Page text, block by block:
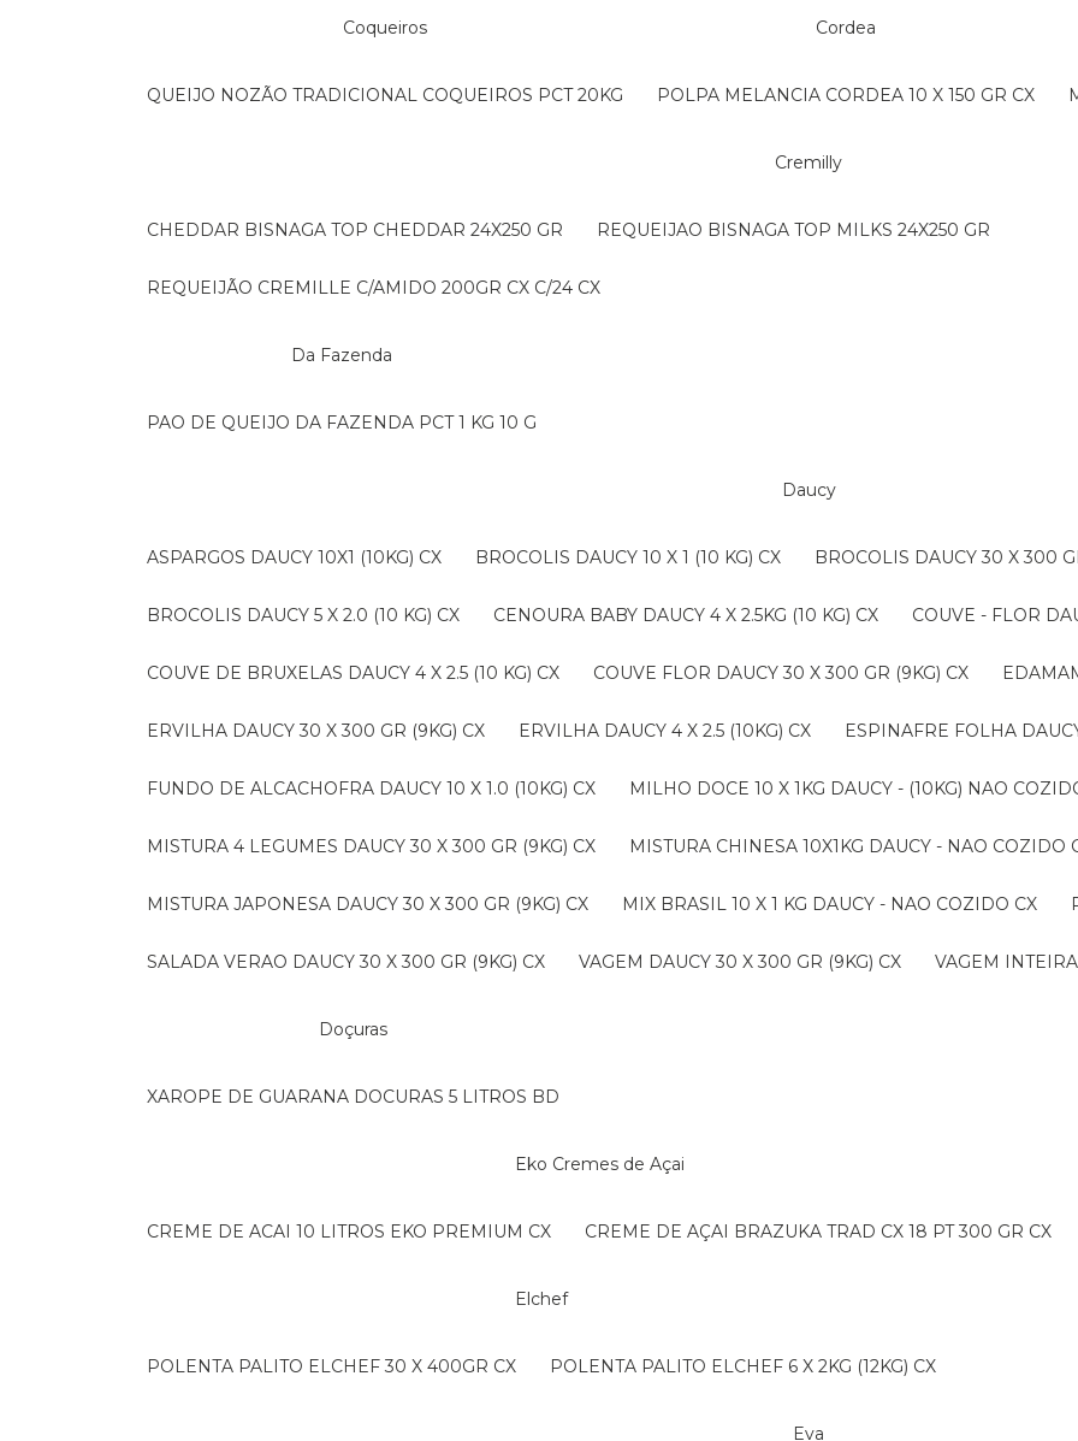
Coqueiros
QUEIJO NOZÃO TRADICIONAL COQUEIROS PCT 20KG
Cordea
POLPA MELANCIA CORDEA 10 X 150 GR CX
Cremilly
CHEDDAR BISNAGA TOP CHEDDAR 24X250 GR REQUEIJAO BISNAGA TOP MILKS 24X250 GR
REQUEIJÃO CREMILLE C/AMIDO 200GR CX C/24 CX
Da Fazenda
PAO DE QUEIJO DA FAZENDA PCT 1 KG 10 G
Daucy
ASPARGOS DAUCY 10X1 (10KG) CX BROCOLIS DAUCY 10 X 1 (10 KG) CX BROCOLIS DAUCY 30 X 300
BROCOLIS DAUCY 5 X 2.0 (10 KG) CX CENOURA BABY DAUCY 4 X 2.5KG (10 KG) CX COUVE - FLOR
COUVE DE BRUXELAS DAUCY 4 X 2.5 (10 KG) CX COUVE FLOR DAUCY 30 X 300 GR (9KG) CX
ERVILHA DAUCY 30 X 300 GR (9KG) CX ERVILHA DAUCY 4 X 2.5 (10KG) CX ESPINAFRE FOLHA
FUNDO DE ALCACHOFRA DAUCY 10 X 1.0 (10KG) CX MILHO DOCE 10 X 1KG DAUCY - (10KG) NAO
MISTURA 4 LEGUMES DAUCY 30 X 300 GR (9KG) CX MISTURA CHINESA 10X1KG DAUCY - NAO COZIDO
MISTURA JAPONESA DAUCY 30 X 300 GR (9KG) CX MIX BRASIL 10 X 1 KG DAUCY - NAO COZIDO CX
SALADA VERAO DAUCY 30 X 300 GR (9KG) CX VAGEM DAUCY 30 X 300 GR (9KG) CX VAGEM
Doçuras
XAROPE DE GUARANA DOCURAS 5 LITROS BD
Eko Cremes de Açai
CREME DE ACAI 10 LITROS EKO PREMIUM CX CREME DE AÇAI BRAZUKA TRAD CX 18 PT 300 GR CX
Elchef
POLENTA PALITO ELCHEF 30 X 400GR CX POLENTA PALITO ELCHEF 6 X 2KG (12KG) CX
Eva